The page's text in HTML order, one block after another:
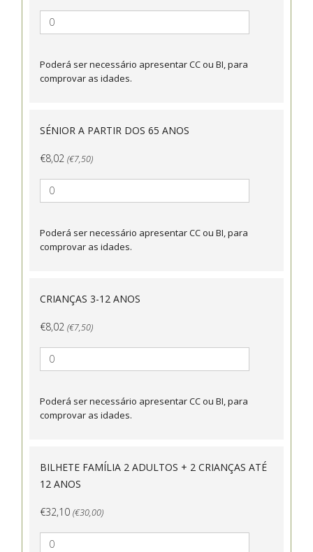
Poderá ser necessário apresentar CC ou BI, para
comprovar as idades.
SÉNIOR A PARTIR DOS 65 ANOS
€8,02 (€7,50)
Poderá ser necessário apresentar CC ou BI, para
comprovar as idades.
CRIANÇAS 3-12 ANOS
€8,02 (€7,50)
Poderá ser necessário apresentar CC ou BI, para
comprovar as idades.
BILHETE FAMÍLIA 2 ADULTOS + 2 CRIANÇAS ATÉ
12 ANOS
€32,10 (€30,00)